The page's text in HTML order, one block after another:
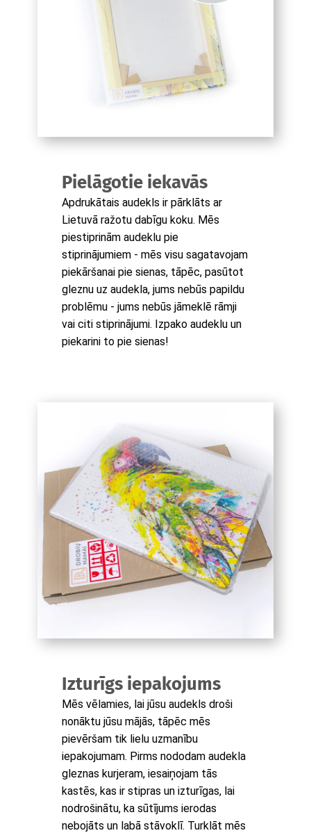
Pielāgotie iekavās
Apdrukātais audekls ir pārklāts ar
Lietuvā ražotu dabīgu koku. Mēs
piestiprinām audeklu pie
stiprinājumiem - mēs visu sagatavojam
piekāršanai pie sienas, tāpēc, pasūtot
gleznu uz audekla, jums nebūs papildu
problēmu - jums nebūs jāmeklē rāmji
vai citi stiprinājumi. Izpako audeklu un
piekarini to pie sienas!
Izturīgs iepakojums
Mēs vēlamies, lai jūsu audekls droši
nonāktu jūsu mājās, tāpēc mēs
pievēršam tik lielu uzmanību
iepakojumam. Pirms nododam audekla
gleznas kurjeram, iesaiņojam tās
kastēs, kas ir stipras un izturīgas, lai
nodrošinātu, ka sūtījums ierodas
nebojāts un labā stāvoklī. Turklāt mēs